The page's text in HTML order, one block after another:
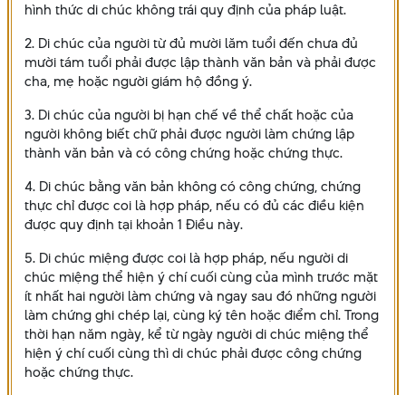
hình thức di chúc không trái quy định của pháp luật.
2. Di chúc của người từ đủ mười lăm tuổi đến chưa đủ
mười tám tuổi phải được lập thành văn bản và phải được
cha, mẹ hoặc người giám hộ đồng ý.
3. Di chúc của người bị hạn chế về thể chất hoặc của
người không biết chữ phải được người làm chứng lập
thành văn bản và có công chứng hoặc chứng thực.
4. Di chúc bằng văn bản không có công chứng, chứng
thực chỉ được coi là hợp pháp, nếu có đủ các điều kiện
được quy định tại khoản 1 Điều này.
5. Di chúc miệng được coi là hợp pháp, nếu người di
chúc miệng thể hiện ý chí cuối cùng của mình trước mặt
ít nhất hai người làm chứng và ngay sau đó những người
làm chứng ghi chép lại, cùng ký tên hoặc điểm chỉ. Trong
thời hạn năm ngày, kể từ ngày người di chúc miệng thể
hiện ý chí cuối cùng thì di chúc phải được công chứng
hoặc chứng thực.